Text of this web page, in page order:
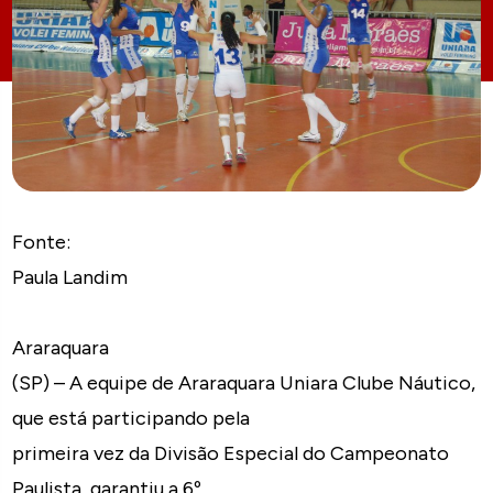
Fonte:
Paula Landim
Araraquara
(SP) – A equipe de Araraquara Uniara Clube Náutico,
que está participando pela
primeira vez da Divisão Especial do Campeonato